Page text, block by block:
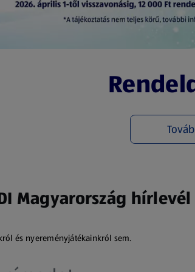
Magyarország hírlevél
és nyereményjátékainkról sem.